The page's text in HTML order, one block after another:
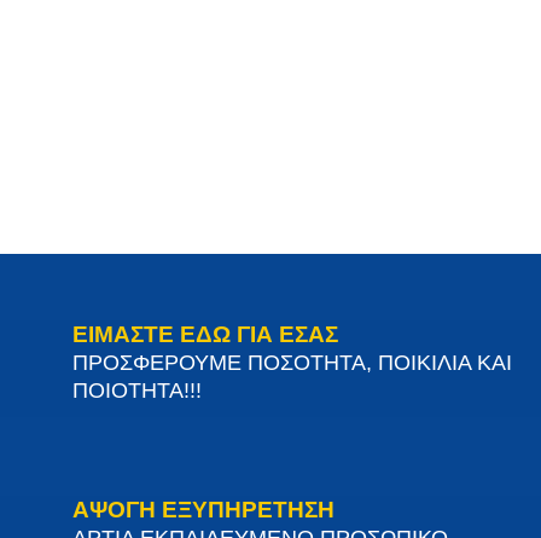
ΕΙΜΑΣΤΕ ΕΔΩ ΓΙΑ ΕΣΑΣ
ΠΡΟΣΦΕΡΟΥΜΕ ΠΟΣΟΤΗΤΑ, ΠΟΙΚΙΛΙΑ ΚΑΙ
ΠΟΙΟΤΗΤΑ!!!
ΑΨΟΓΗ ΕΞΥΠΗΡΕΤΗΣΗ